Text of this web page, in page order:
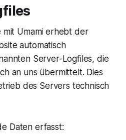
mit Umami erhebt der
automatisch
Server-Logfiles, die
an uns übermittelt. Dies
des Servers technisch
Daten erfasst: